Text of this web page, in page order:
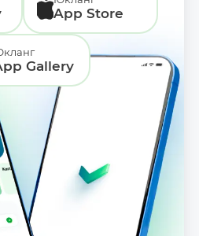
App Store
Gallery